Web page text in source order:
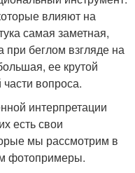
влияют на
самая заметная,
при беглом взгляде на
ее крутой
вопроса.
интерпретации
есть свои
мы рассмотрим в
фотопримеры.